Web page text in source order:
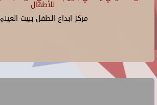
للأطفال
مركز ابداع الطفل ببيت